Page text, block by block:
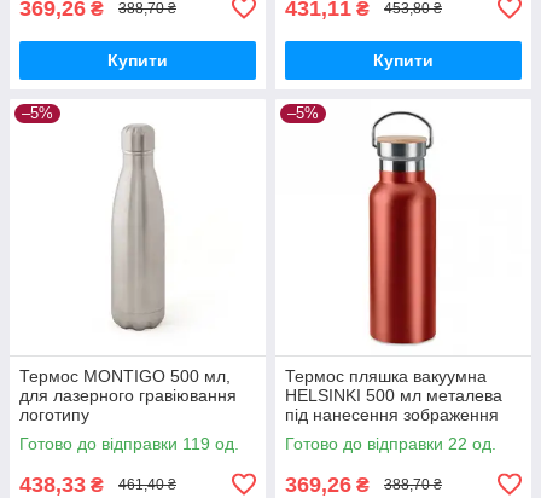
369,26 ₴ 388,70 ₴
Купити
431,11 ₴ 453,80 ₴
Купити
–5%
Термос MONTIGO 500 мл,
для лазерного гравіювання
логотипу
Готово до відправки 119 од.
438,33 ₴ 461,40 ₴
–5%
Термос пляшка вакуумна
HELSINKI 500 мл металева
під нанесення зображення
або логотипа червоний
Готово до відправки 22 од.
369,26 ₴ 388,70 ₴